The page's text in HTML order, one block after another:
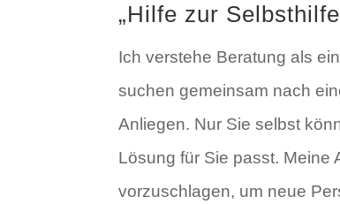
„Hilfe zur
Ich verstehe Beratung als
suchen gemeinsam nach
Anliegen. Nur Sie selbst
Lösung für Sie passt. Meine
vorzuschlagen, um neue